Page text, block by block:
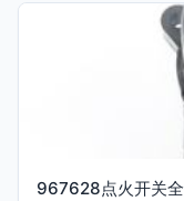
967628点火开关